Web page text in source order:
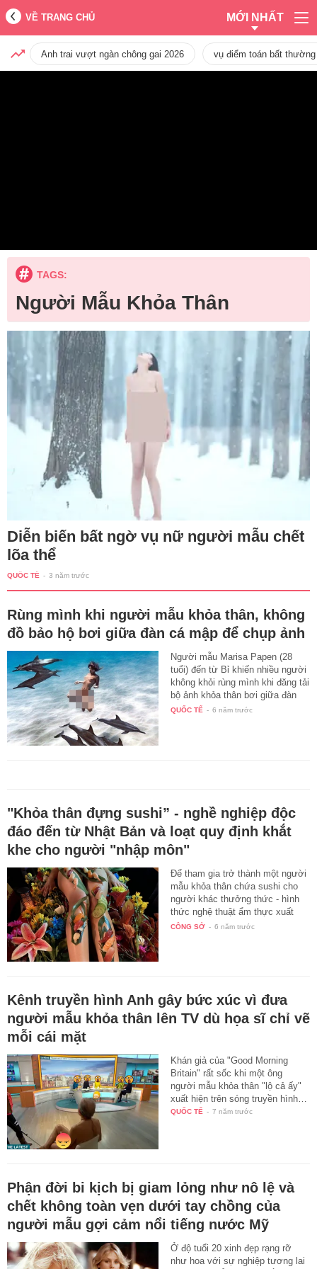
VỀ TRANG CHỦ MỚI NHẤT
Anh trai vượt ngàn chông gai 2026 vụ điểm toán bất
TAGS:
Người Mẫu Khỏa Thân
Diễn biến bất ngờ vụ nữ người mẫu chết
lõa thể
QUỐC TẾ - 3 năm trước
Rùng mình khi người mẫu khỏa thân, không
đồ bảo hộ bơi giữa đàn cá mập để chụp ảnh
Người mẫu Marisa Papen (28
tuổi) đến từ Bỉ khiến nhiều người
không khỏi rùng mình khi đăng tải
bộ ảnh khỏa thân bơi giữa đàn
cá…
QUỐC TẾ - 6 năm trước
"Khỏa thân đựng sushi” - nghề nghiệp độc
đáo đến từ Nhật Bản và loạt quy định khắt
khe cho người "nhập môn"
Để tham gia trở thành một người
mẫu khỏa thân chứa sushi cho
người khác thưởng thức - hình
thức nghệ thuật ẩm thực xuất
xứ…
CÔNG SỞ - 6 năm trước
Kênh truyền hình Anh gây bức xúc vì đưa
người mẫu khỏa thân lên TV dù họa sĩ chỉ vẽ
mỗi cái mặt
Khán giả của "Good Morning
Britain" rất sốc khi một ông
người mẫu khỏa thân "lộ cả ấy"
xuất hiện trên sóng truyền hình…
QUỐC TẾ - 7 năm trước
Phận đời bi kịch bị giam lỏng như nô lệ và
chết không toàn vẹn dưới tay chồng của
người mẫu gợi cảm nổi tiếng nước Mỹ
Ở độ tuổi 20 xinh đẹp rạng rỡ
như hoa với sự nghiệp tương lai